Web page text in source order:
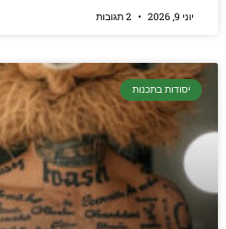
יוני 9, 2026
יסודות בתכנות